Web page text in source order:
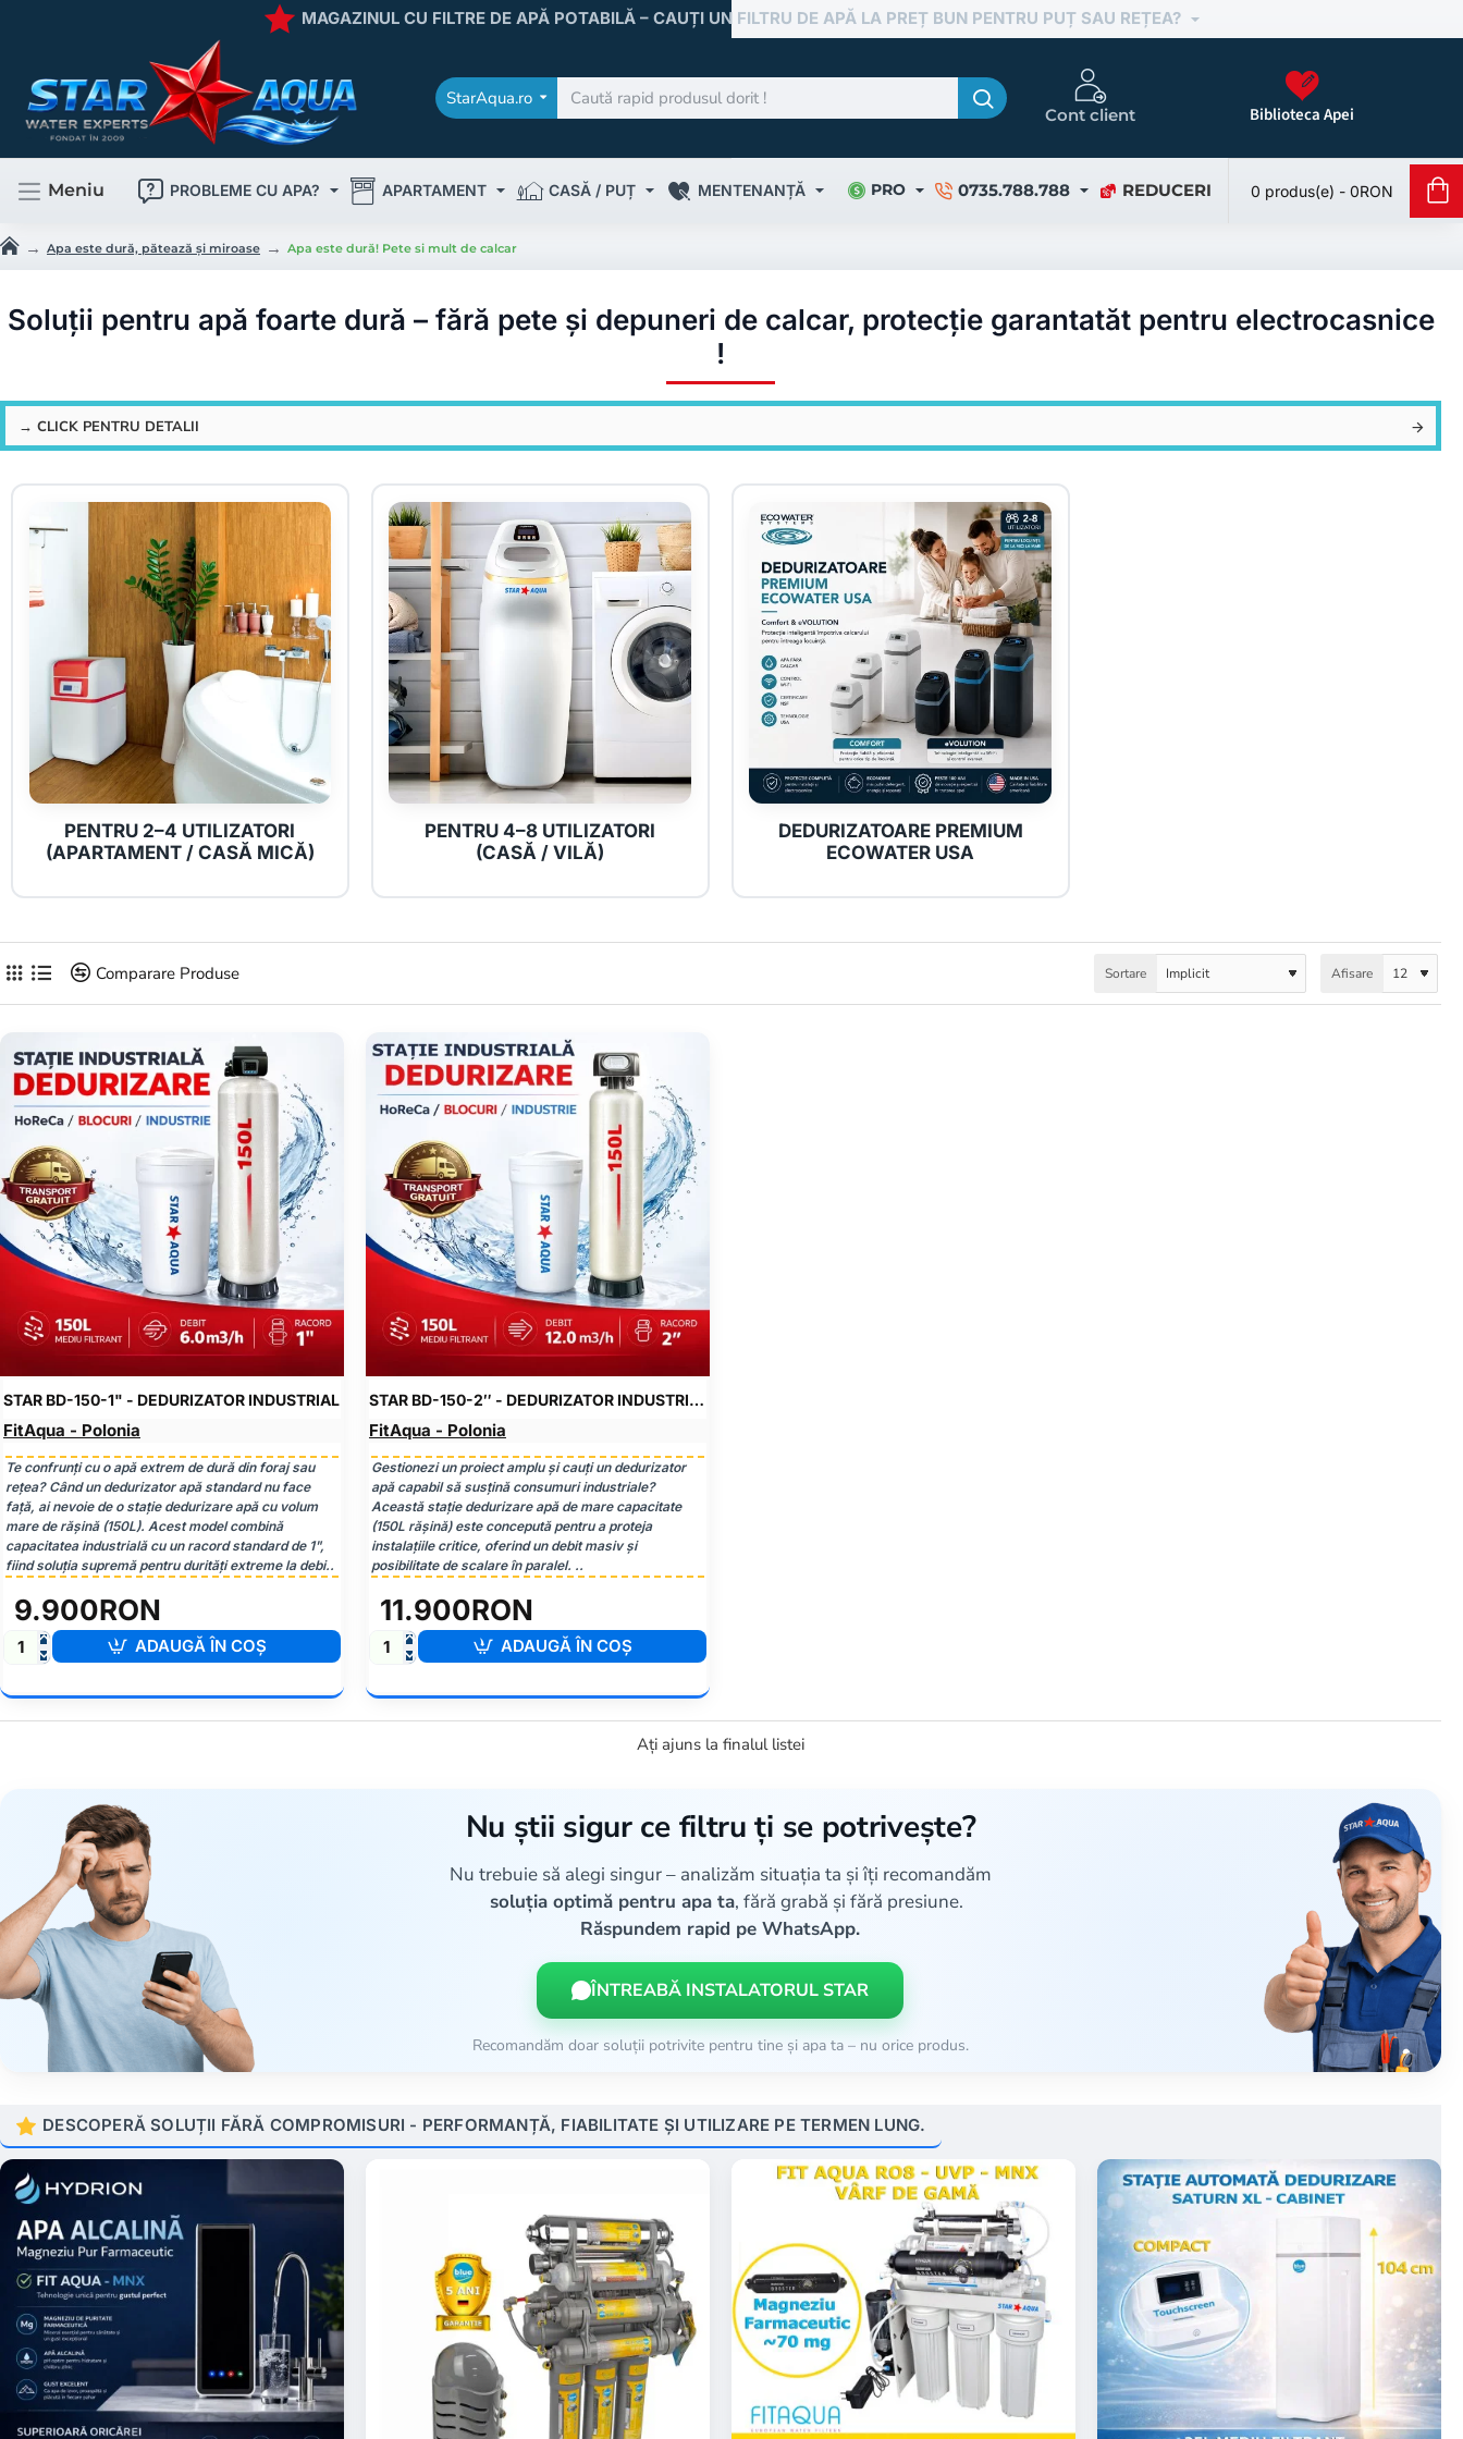
MAGAZINUL CU FILTRE DE APĂ POTABILĂ – CAUȚI UN FILTRU DE APĂ LA PREȚ BUN PENTRU PUȚ SAU REȚEA?
StarAqua.ro
Caută
!
Cont client Biblioteca Apei
Meniu PROBLEME CU APA? APARTAMENT CASĂ / PUȚ MENTENANȚĂ PRO 0735.788.788 REDUCERI 0 produs(e) - 0RON
Apa este dură, pătează și miroase Apa este dură! Pete si mult de calcar
Soluții pentru apă foarte dură – fără pete și depuneri de calcar, protecție garantatăt pentru electrocasnice
!
→ CLICK PENTRU DETALII
PENTRU 2–4 UTILIZATORI
(APARTAMENT / CASĂ MICĂ)
PENTRU 4–8 UTILIZATORI
(CASĂ / VILĂ)
DEDURIZATOARE PREMIUM
ECOWATER USA
Comparare Produse Sortare Afisare
FitAqua - Polonia
STAR BD-150-1" - DEDURIZATOR INDUSTRIAL
Te confrunți cu o apă extrem de dură din foraj sau
rețea? Când un dedurizator apă standard nu face
față, ai nevoie de o stație dedurizare apă cu volum
mare de rășină (150L). Acest model combină
capacitatea industrială cu un racord standard de 1",
fiind soluția supremă pentru durități extreme la debi..
9.900RON
STAR
150-
ADAUGĂ ÎN COŞ
FitAqua - Polonia
STAR BD-150-2″ - DEDURIZATOR INDUSTRIAL
Gestionezi un proiect amplu și cauți un dedurizator
apă capabil să susțină consumuri industriale?
Această stație dedurizare apă de mare capacitate
(150L rășină) este concepută pentru a proteja
instalațiile critice, oferind un debit masiv și
posibilitate de scalare în paralel. ..
11.900RON
STAR
150-
ADAUGĂ ÎN COŞ
Ați ajuns la finalul listei
Nu știi sigur ce filtru ți se potrivește?
Nu trebuie să alegi singur – analizăm situația ta și îți recomandăm
soluția optimă pentru apa ta, fără grabă și fără presiune.
Răspundem rapid pe WhatsApp.
ÎNTREABĂ INSTALATORUL STAR
Recomandăm doar soluții potrivite pentru tine și apa ta – nu orice produs.
DESCOPERĂ SOLUȚII FĂRĂ COMPROMISURI - PERFORMANȚĂ, FIABILITATE ȘI UTILIZARE PE TERMEN LUNG.